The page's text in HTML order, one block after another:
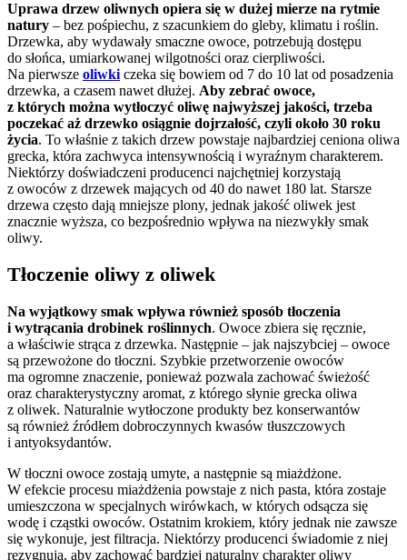
Uprawa drzew oliwnych opiera się w dużej mierze na rytmie
natury – bez pośpiechu, z szacunkiem do gleby, klimatu i roślin.
Drzewka, aby wydawały smaczne owoce, potrzebują dostępu
do słońca, umiarkowanej wilgotności oraz cierpliwości.
Na pierwsze oliwki czeka się bowiem od 7 do 10 lat od posadzenia
drzewka, a czasem nawet dłużej. Aby zebrać owoce,
z których można wytłoczyć oliwę najwyższej jakości, trzeba
poczekać aż drzewko osiągnie dojrzałość, czyli około 30 roku
życia. To właśnie z takich drzew powstaje najbardziej ceniona oliwa
grecka, która zachwyca intensywnością i wyraźnym charakterem.
Niektórzy doświadczeni producenci najchętniej korzystają
z owoców z drzewek mających od 40 do nawet 180 lat. Starsze
drzewa często dają mniejsze plony, jednak jakość oliwek jest
znacznie wyższa, co bezpośrednio wpływa na niezwykły smak
oliwy.
Tłoczenie oliwy z oliwek
Na wyjątkowy smak wpływa również sposób tłoczenia
i wytrącania drobinek roślinnych. Owoce zbiera się ręcznie,
a właściwie strąca z drzewka. Następnie – jak najszybciej – owoce
są przewożone do tłoczni. Szybkie przetworzenie owoców
ma ogromne znaczenie, ponieważ pozwala zachować świeżość
oraz charakterystyczny aromat, z którego słynie grecka oliwa
z oliwek. Naturalnie wytłoczone produkty bez konserwantów
są również źródłem dobroczynnych kwasów tłuszczowych
i antyoksydantów.
W tłoczni owoce zostają umyte, a następnie są miażdżone.
W efekcie procesu miażdżenia powstaje z nich pasta, która zostaje
umieszczona w specjalnych wirówkach, w których odsącza się
wodę i cząstki owoców. Ostatnim krokiem, który jednak nie zawsze
się wykonuje, jest filtracja. Niektórzy producenci świadomie z niej
rezygnują, aby zachować bardziej naturalny charakter oliwy